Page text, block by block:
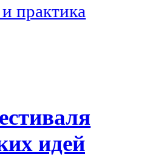
практика
идей